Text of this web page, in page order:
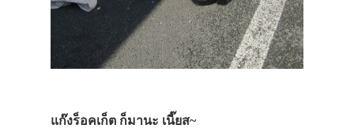
แก๊งร็อคเก็ต ก็มานะ เนี๊ยส~